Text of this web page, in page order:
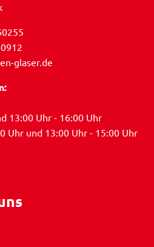
glaser.de
13:00 Uhr - 16:00 Uhr
Uhr und 13:00 Uhr - 15:00 Uhr